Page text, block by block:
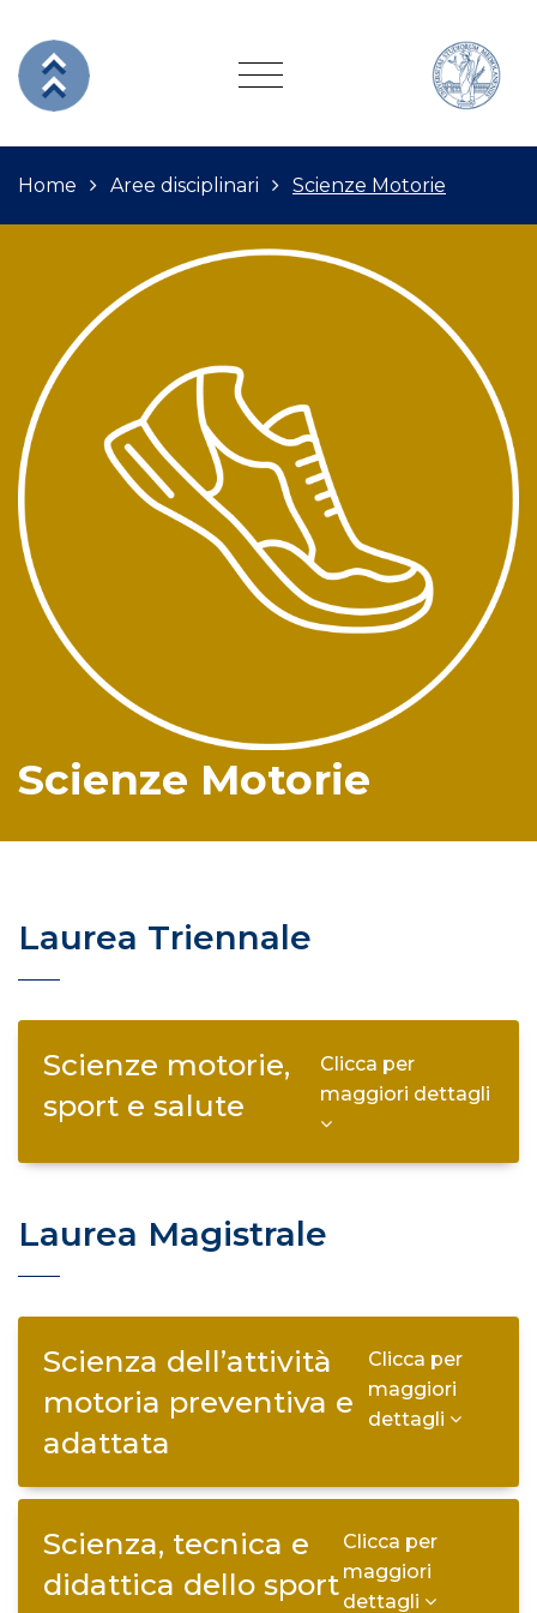
Home Aree disciplinari Scienze Motorie
Scienze Motorie
Laurea Triennale
Scienze motorie,
sport e salute
Clicca per
maggiori dettagli
Laurea Magistrale
Scienza dell’attività
motoria preventiva e
adattata
Clicca per
maggiori
dettagli
Scienza, tecnica e
didattica dello sport
Clicca per
maggiori
dettagli